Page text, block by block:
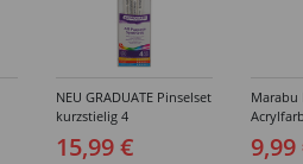
NEU GRADUATE Pinselset
kurzstielig 4
15,99 €
Marabu
9,99